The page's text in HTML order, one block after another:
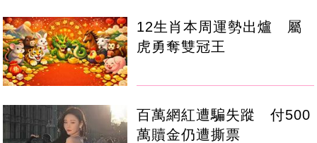
12生肖本周運勢出爐 屬
虎勇奪雙冠王
百萬網紅遭騙失蹤 付500
萬贖金仍遭撕票